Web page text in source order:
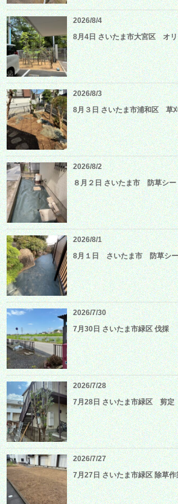
2026/8/4
8月4日 さいたま市大宮区 オ
2026/8/3
8月３日 さいたま市浦和区 草
2026/8/2
８月２日 さいたま市 防草シー
2026/8/1
8月１日 さいたま市 防草シ
2026/7/30
7月30日 さいたま市緑区 伐採
2026/7/28
7月28日 さいたま市緑区 剪定
2026/7/27
7月27日 さいたま市緑区 除草作